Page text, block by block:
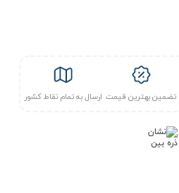
تضمین بهترین قیمت ارسال به تمام نقاط کشور